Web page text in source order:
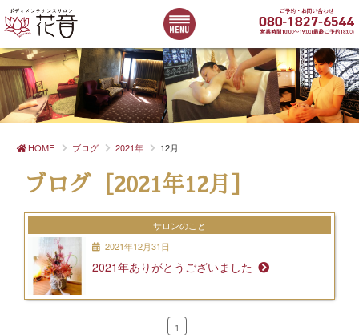
HOME ブログ 2021年 12月
ブログ［2021年12月］
2021年12月31日
サロンのこと
2021年ありがとうございました
1